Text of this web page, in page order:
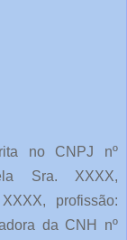
no CNPJ nº
Sra. XXXX,
profissão:
da CNH nº